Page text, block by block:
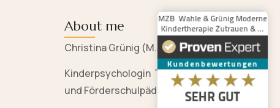
About me
Christina Grünig (M.Sc.)
Kinderpsychologin Traumatherapeutin
und Förderschulpädagogin